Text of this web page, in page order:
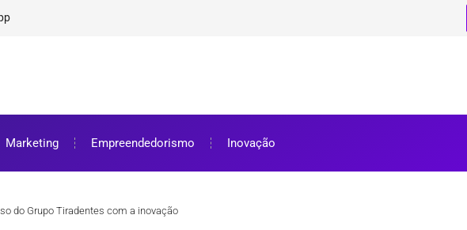
bolsa de estudos
e como aproveitar
se preparar
Marketing Empreendedorismo Inovação
do Grupo Tiradentes com a inovação